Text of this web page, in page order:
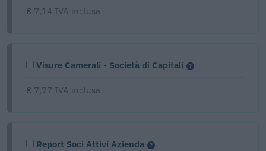
€ 7,14 IVA inclusa
Visure Camerali - Società di Capitali
€ 7,77 IVA inclusa
Report Soci Attivi Azienda